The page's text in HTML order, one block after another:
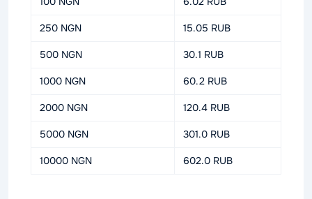
250 NGN 15.05 RUB
500 NGN 30.1 RUB
1000 NGN 60.2 RUB
2000 NGN 120.4 RUB
5000 NGN 301.0 RUB
10000 NGN 602.0 RUB